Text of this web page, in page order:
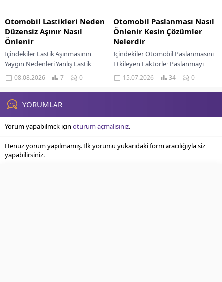
Otomobil Lastikleri Neden
Düzensiz Aşınır Nasıl
Önlenir
İçindekiler Lastik Aşınmasının
Yaygın Nedenleri Yanlış Lastik
Basıncı Rot Ayarı Ve Balans
Bozuklukları Süspansiyon Sistemi
Sağlığı Lastik Seçiminin Önemi
Kullanıcı...
08.08.2026 7 0
Otomobil Paslanması Nasıl
Önlenir Kesin Çözümler
Nelerdir
İçindekiler Otomobil Paslanmasını
Etkileyen Faktörler Paslanmayı
Önleyici Temel Yaklaşımlar Gelişmiş
Pas Koruma Yöntemleri Pas
Önlemede Kullanıcı Deneyimi Uzun
15.07.2026 34 0
YORUMLAR
Yorum yapabilmek için oturum açmalısınız.
Henüz yorum yapılmamış. İlk yorumu yukarıdaki form aracılığıyla siz
yapabilirsiniz.